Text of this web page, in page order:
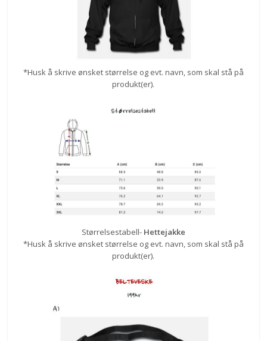
*Husk å skrive ønsket størrelse og evt. navn, som skal stå på
produkt(er).
Størrelsestabell- Hettejakke
*Husk å skrive ønsket størrelse og evt. navn, som skal stå på
produkt(er).